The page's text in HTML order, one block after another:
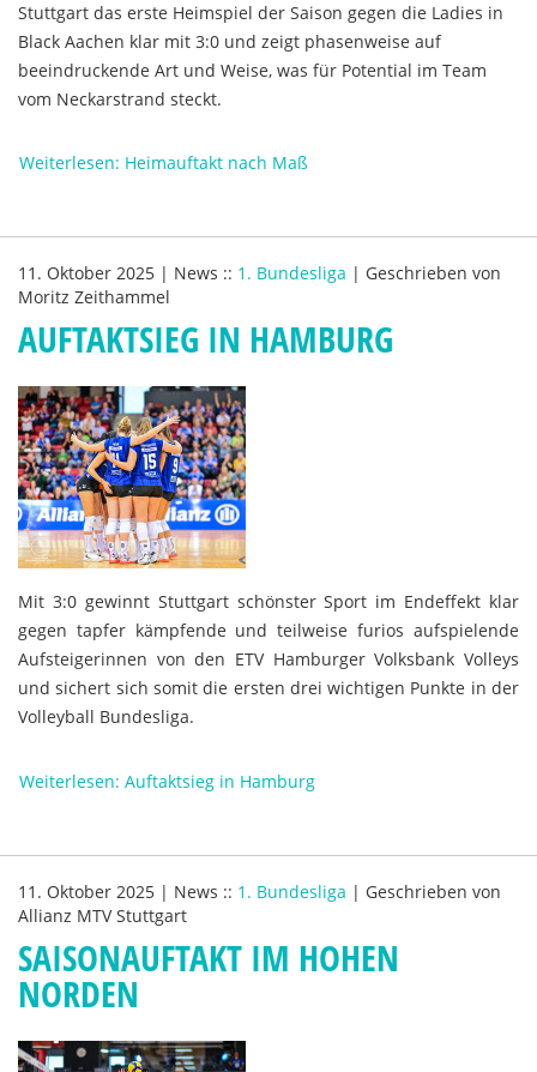
Stuttgart das erste Heimspiel der Saison gegen die Ladies in
Black Aachen klar mit 3:0 und zeigt phasenweise auf
beeindruckende Art und Weise, was für Potential im Team
vom Neckarstrand steckt.
Weiterlesen: Heimauftakt nach Maß
11. Oktober 2025 | News :: 1. Bundesliga | Geschrieben von
Moritz Zeithammel
AUFTAKTSIEG IN HAMBURG
Mit 3:0 gewinnt Stuttgart schönster Sport im Endeffekt klar
gegen tapfer kämpfende und teilweise furios aufspielende
Aufsteigerinnen von den ETV Hamburger Volksbank Volleys
und sichert sich somit die ersten drei wichtigen Punkte in der
Volleyball Bundesliga.
Weiterlesen: Auftaktsieg in Hamburg
11. Oktober 2025 | News :: 1. Bundesliga | Geschrieben von
Allianz MTV Stuttgart
SAISONAUFTAKT IM HOHEN
NORDEN